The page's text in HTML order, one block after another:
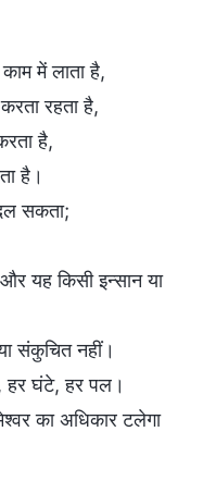
में लाता है,
रहता है,
है,
है।
सकता;
यह किसी इन्सान या
संकुचित नहीं।
हर घंटे, हर पल।
का अधिकार टलेगा